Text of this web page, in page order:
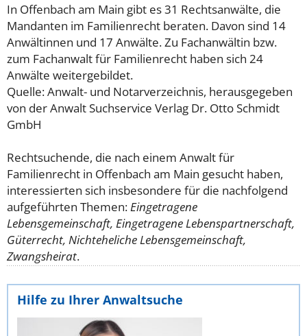
In Offenbach am Main gibt es 31 Rechtsanwälte, die
Mandanten im Familienrecht beraten. Davon sind 14
Anwältinnen und 17 Anwälte. Zu Fachanwältin bzw.
zum Fachanwalt für Familienrecht haben sich 24
Anwälte weitergebildet.
Quelle: Anwalt- und Notarverzeichnis, herausgegeben
von der Anwalt Suchservice Verlag Dr. Otto Schmidt
GmbH
Rechtsuchende, die nach einem Anwalt für
Familienrecht in Offenbach am Main gesucht haben,
interessierten sich insbesondere für die nachfolgend
aufgeführten Themen:Eingetragene
Lebensgemeinschaft, Eingetragene Lebenspartnerschaft,
Güterrecht, Nichteheliche Lebensgemeinschaft,
Zwangsheirat.
Hilfe zu Ihrer Anwaltsuche